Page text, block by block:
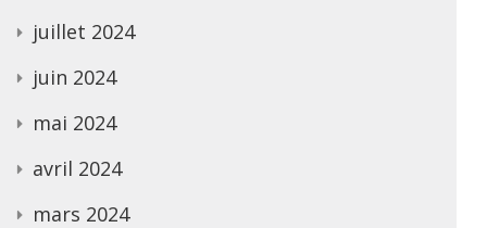
juillet 2024
juin 2024
mai 2024
avril 2024
mars 2024